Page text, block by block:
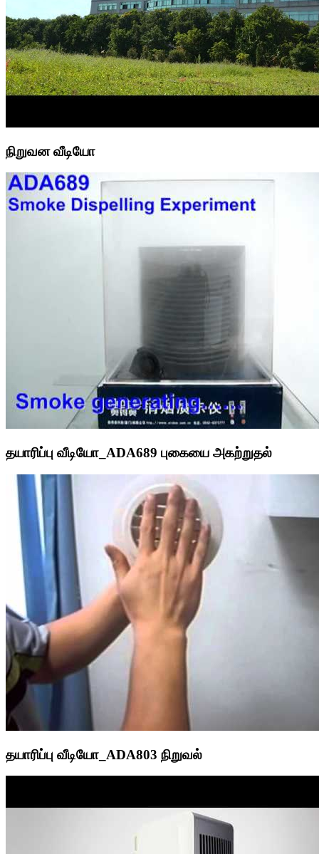
நிறுவன வீடியோ
தயாரிப்பு வீடியோ_ADA689 புகையை அகற்றுதல்
தயாரிப்பு வீடியோ_ADA803 நிறுவல்